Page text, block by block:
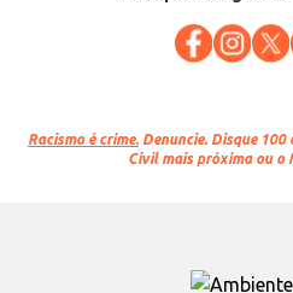
Racismo é crime. Denuncie. Disque
Civil mais próxima ou o